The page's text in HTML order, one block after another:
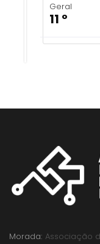
Geral
11 º
Morada: Associação